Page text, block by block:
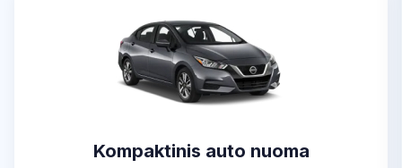
Kompaktinis auto nuoma